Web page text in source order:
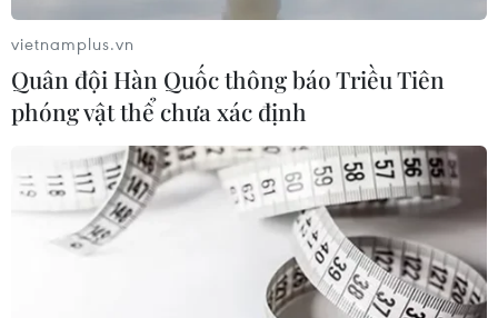
vietnamplus.vn
Quân đội Hàn Quốc thông báo Triều Tiên
phóng vật thể chưa xác định